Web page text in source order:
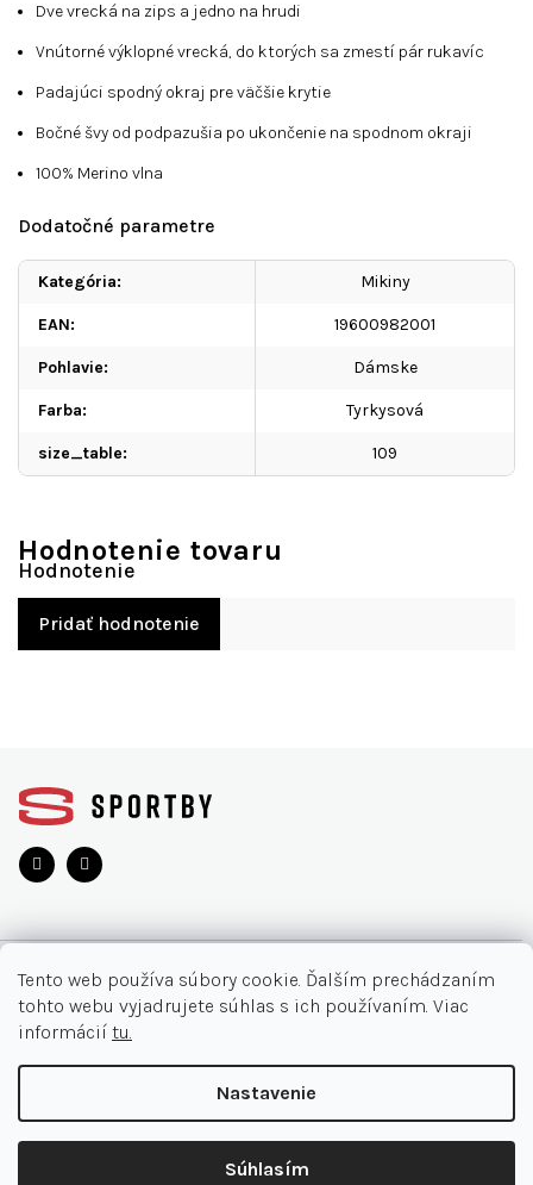
Tento web používa súbory cookie. Ďalším prechádzaním
tohto webu vyjadrujete súhlas s ich používaním. Viac
informácií tu.
Nastavenie
Súhlasím
Dve vrecká na zips a jedno na hrudi
Vnútorné výklopné vrecká, do ktorých sa zmestí pár rukavíc
Padajúci spodný okraj pre väčšie krytie
Bočné švy od podpazušia po ukončenie na spodnom okraji
100% Merino vlna
Dodatočné parametre
Kategória: Mikiny
EAN: 19600982001
Pohlavie: Dámske
Farba: Tyrkysová
size_table: 109
Hodnotenie tovaru
Pridať hodnotenie
e
O NÁKUPE
Moja objednávka
Najčastejšie otázky
Obchodné podmienky
INFORMÁCIE
Akcie
044/32 40 321